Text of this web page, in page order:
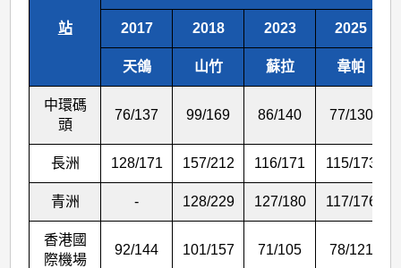
站 2017 2018 2023 2025
天鴿 山竹 蘇拉 韋帕
中環碼
頭
76/137 99/169 86/140 77/130
長洲 128/171 157/212 116/171 115/173
青洲 - 128/229 127/180 117/176
香港國
際機場
92/144 101/157 71/105 78/121